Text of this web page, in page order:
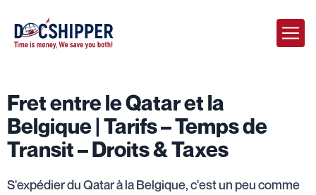
Fret entre le Qatar et la
Belgique | Tarifs – Temps de
Transit – Droits & Taxes
S'expédier du Qatar à la Belgique, c'est un peu comme